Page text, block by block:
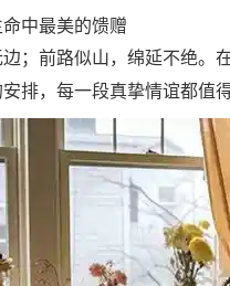
中最美的馈赠
；前路似山，绵延不绝。
排，每一段真挚情谊都值得